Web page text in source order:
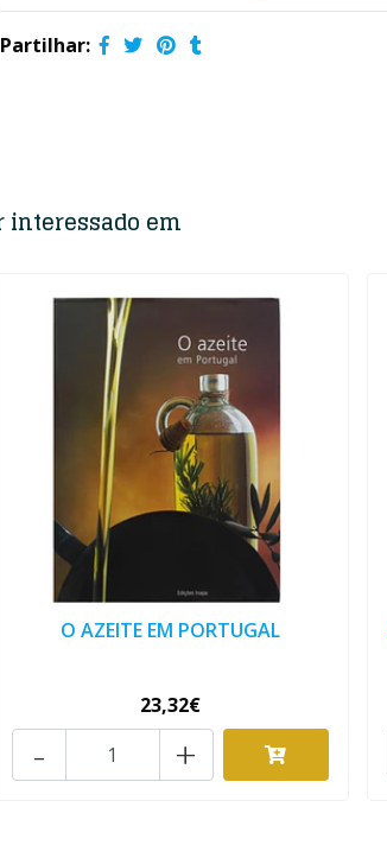
Partilhar:
interessado em
O AZEITE EM PORTUGAL
23,32€
+
-